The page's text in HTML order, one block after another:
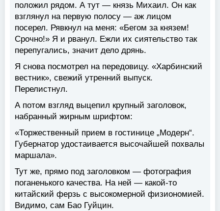
положил рядом. А тут — князь Михаил. Он как
взглянул на первую полосу — аж лицом
посерел. Рявкнул на меня: «Бегом за князем!
Срочно!» Я и рванул. Ежли их сиятельство так
перепугались, значит дело дрянь.
Я снова посмотрел на передовицу. «Харбинский
вестник», свежий утренний выпуск.
Перелистнул.
А потом взгляд выцепил крупный заголовок,
набранный жирным шрифтом:
«Торжественный прием в гостинице „Модерн“.
Губернатор удостаивается высочайшей похвалы
маршала».
Тут же, прямо под заголовком — фотография
поганенького качества. На ней — какой-то
китайский ферзь с высокомерной физиономией.
Видимо, сам Бао Гуйцин.